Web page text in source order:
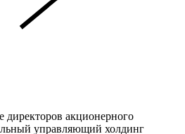
директоров акционерного
управляющий холдинг